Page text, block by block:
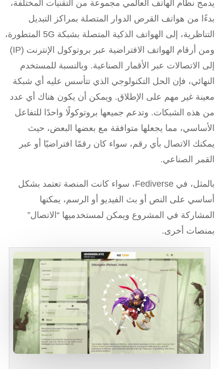
يدمج نظام الهاتف العالمي مجموعة من التقنيات المختلفة،
بدءًا من هواتف القرص الدوار المتصلة بمراكز التبديل
التناظرية، إلى الهواتف الذكية المتصلة بشبكة 5G المتطورة،
ومن أرقام الهواتف الافتراضية عبر بروتوكول الإنترنت (IP)
إلى الاتصالات عبر الأقمار الصناعية. وبالنسبة للمستخدم
النهائي، فإن الحل التكنولوجي الذي تتأسس عليه أي شبكة
معينة غير مهم على الإطلاق. ويمكن أن يكون هناك أي عدد
من هذه الشبكات. وتدعم جميعها بروتوكولًا واحدًا للتفاعل
الأساسي، مما يجعلها متوافقة مع بعضها البعض، حيث
يمكنك الاتصال بأي رقم، سواء كان رقمًا افتراضيًا أو عبر
القمر الصناعي.
بالمثل، في Fediverse، سواء كانت المنصة تعتمد بشكل
أساسي على النص أو بث الفيديو أو الرسم، يمكنها
المشاركة في المشروع ويمكن لمستخدميها “الاتصال”
بمنصات أخرى.